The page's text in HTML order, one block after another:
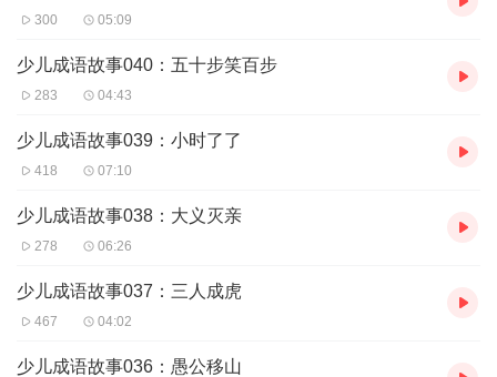
300 05:09
少儿成语故事040：五十步笑百步
283 04:43
少儿成语故事039：小时了了
418 07:10
少儿成语故事038：大义灭亲
278 06:26
少儿成语故事037：三人成虎
467 04:02
少儿成语故事036：愚公移山